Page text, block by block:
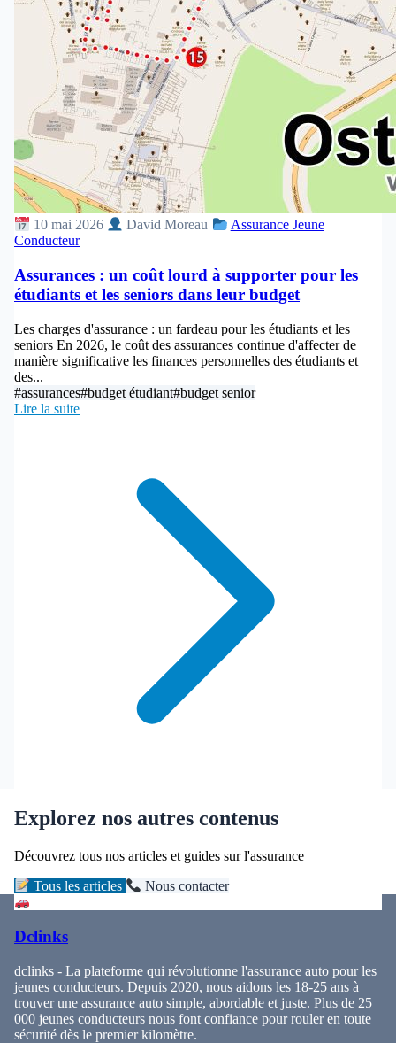
10 mai 2026 David Moreau
Assurance Jeune
Conducteur
Assurances : un coût lourd à supporter pour les
étudiants et les seniors dans leur budget
Les charges d'assurance : un fardeau pour les étudiants et les
seniors En 2026, le coût des assurances continue d'affecter de
manière significative les finances personnelles des étudiants et
des...
#assurances#budget étudiant#budget senior
Lire la suite
Explorez nos autres contenus
Découvrez tous nos articles et guides sur l'assurance
Tous les articles Nous contacter
Dclinks
dclinks - La plateforme qui révolutionne l'assurance auto pour les
jeunes conducteurs. Depuis 2020, nous aidons les 18-25 ans à
trouver une assurance auto simple, abordable et juste. Plus de 25
000 jeunes conducteurs nous font confiance pour rouler en toute
sécurité dès le premier kilomètre.